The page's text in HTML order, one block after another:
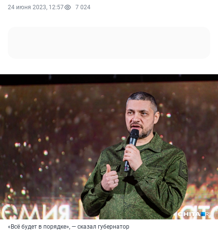
24 июня 2023, 12:57 7 024
«Всё будет в порядке», — сказал губернатор